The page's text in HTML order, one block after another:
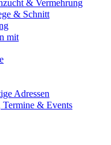
& Vermehrung
& Schnitt
mit
Adressen
& Events